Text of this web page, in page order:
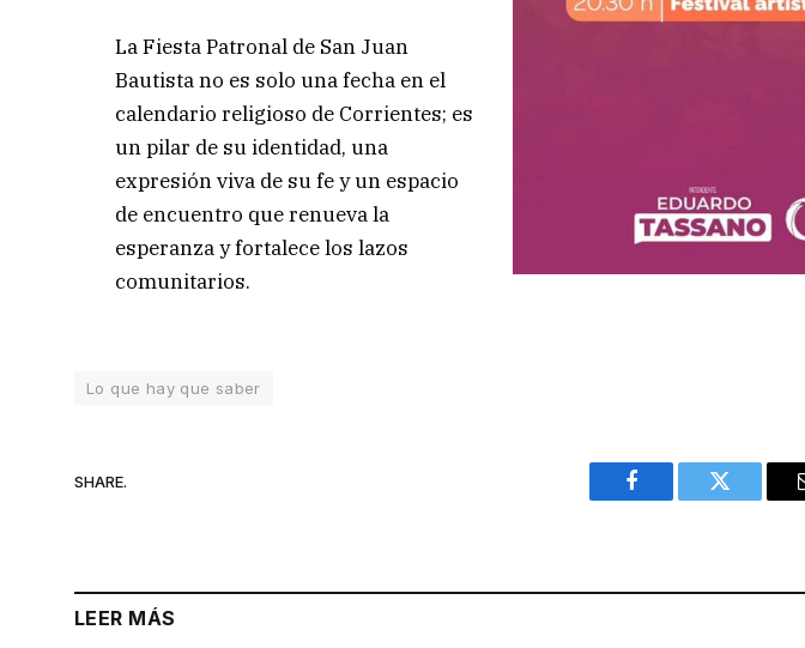
La Fiesta Patronal de San Juan
Bautista no es solo una fecha en el
calendario religioso de Corrientes; es
un pilar de su identidad, una
expresión viva de su fe y un espacio
de encuentro que renueva la
esperanza y fortalece los lazos
comunitarios.
Lo que hay que saber
SHARE.
Facebook Twitter
LEER MÁS